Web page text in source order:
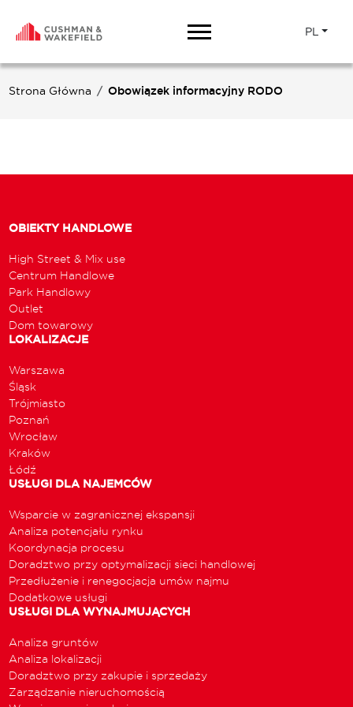
PL
Strona Główna Obowiązek informacyjny RODO
OBIEKTY HANDLOWE
High Street & Mix use
Centrum Handlowe
Park Handlowy
Outlet
Dom towarowy
LOKALIZACJE
Warszawa
Śląsk
Trójmiasto
Poznań
Wrocław
Kraków
Łódź
USŁUGI DLA NAJEMCÓW
Wsparcie w zagranicznej ekspansji
Analiza potencjału rynku
Koordynacja procesu
Doradztwo przy optymalizacji sieci handlowej
Przedłużenie i renegocjacja umów najmu
Dodatkowe usługi
USŁUGI DLA WYNAJMUJĄCYCH
Analiza gruntów
Analiza lokalizacji
Doradztwo przy zakupie i sprzedaży
Zarządzanie nieruchomością